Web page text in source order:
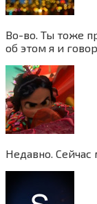
Во-во. Ты тоже
об этом я и
Недавно. Сейчас